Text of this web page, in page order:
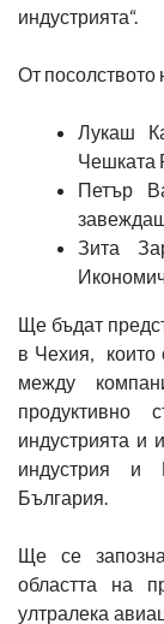
индустрията“.
От посолството
Лукаш
Чешката
Петър
Зита
Ще бъдат
в Чехия, които
между
продуктивно
индустрията и
индустрия и
България.
Ще се
областта на
ултралека